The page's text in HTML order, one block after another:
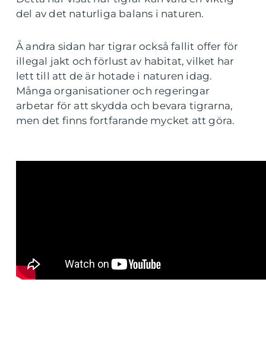
del av det naturliga balans i naturen.
Å andra sidan har tigrar också fallit offer för
illegal jakt och förlust av habitat, vilket har
lett till att de är hotade i naturen idag.
Många organisationer och regeringar
arbetar för att skydda och bevara tigrarna,
men det finns fortfarande mycket att göra.